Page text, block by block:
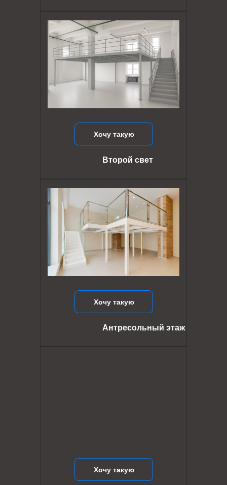
Хочу такую
Хочу такую
Антресольный этаж
Хочу такую
Второй свет